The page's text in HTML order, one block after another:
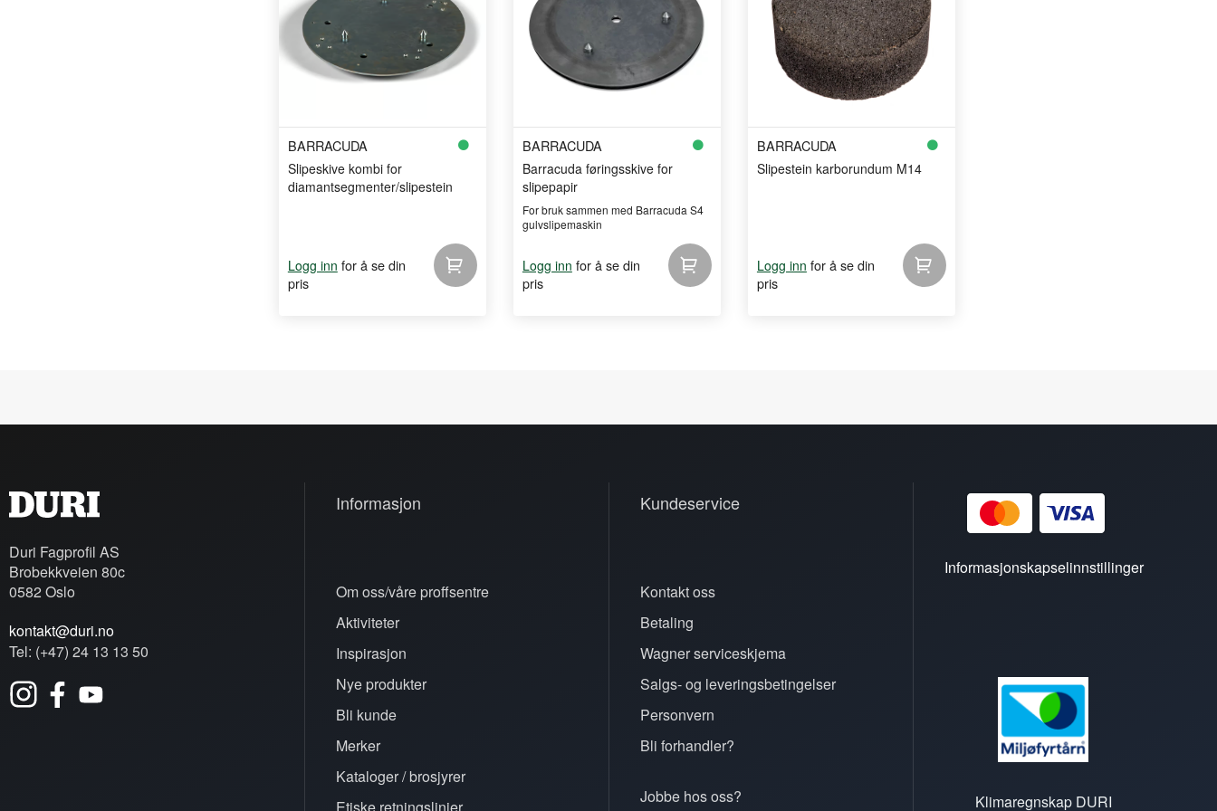
BARRACUDA
Slipeskive kombi for
diamantsegmenter/slipestein
Logg inn for å se din
pris
BARRACUDA
Barracuda føringsskive for
slipepapir
For bruk sammen med Barracuda S4
gulvslipemaskin
Logg inn for å se din
pris
BARRACUDA
Slipestein karborundum M14
Logg inn for å se din
pris
Duri Fagprofil AS
Brobekkveien 80c
0582 Oslo
kontakt@duri.no
Tel: (+47) 24 13 13 50
Informasjon
Om oss/våre proffsentre
Aktiviteter
Inspirasjon
Nye produkter
Bli kunde
Merker
Kataloger / brosjyrer
Kundeservice
Kontakt oss
Betaling
Wagner serviceskjema
Salgs- og leveringsbetingelser
Personvern
Bli forhandler?
Jobbe hos oss?
Informasjonskapselinnstillinger
Klimaregnskap DURI